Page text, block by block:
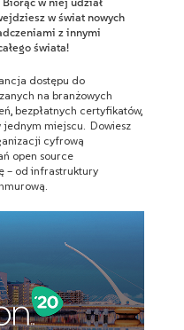
w świat nowych
z innymi
świata!
dostępu do
na branżowych
bezpłatnych certyfikatów,
jednym miejscu. Dowiesz
cyfrową
open source
– od infrastruktury